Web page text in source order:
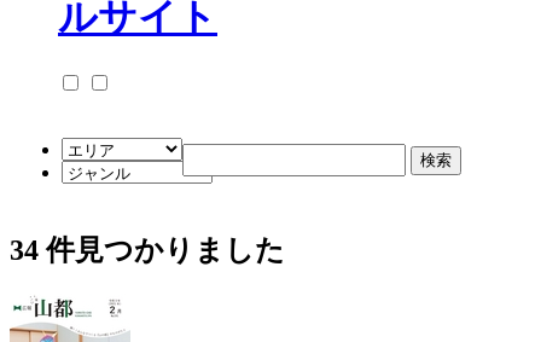
34件見つかりました